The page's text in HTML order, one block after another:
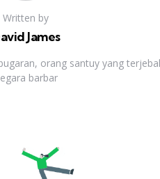
Written by
James
orang santuy yang
barbar